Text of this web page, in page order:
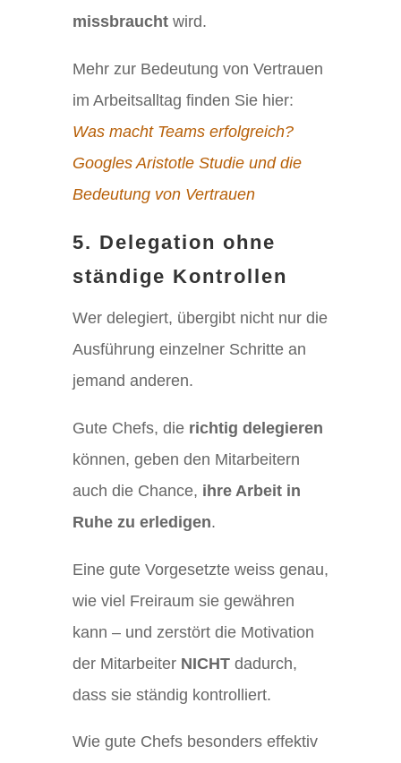
missbrauchtwird.
Mehr zur Bedeutung von Vertrauen
im Arbeitsalltag finden Sie hier:
Was macht Teams erfolgreich?
Googles Aristotle Studie und die
Bedeutung von Vertrauen
5. Delegation ohne
ständige Kontrollen
Wer delegiert, übergibt nicht nur die
Ausführung einzelner Schritte an
jemand anderen.
Gute Chefs, die richtig delegieren
können, geben den Mitarbeitern
auch die Chance, ihre Arbeit in
Ruhe zu erledigen.
Eine gute Vorgesetzte weiss genau,
wie viel Freiraum sie gewähren
kann – und zerstört die Motivation
der Mitarbeiter NICHTdadurch,
dass sie ständig kontrolliert.
Wie gute Chefs besonders effektiv